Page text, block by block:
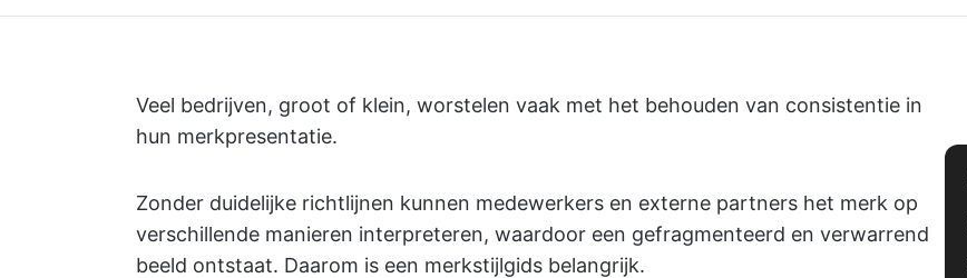
Veel bedrijven, groot of klein, worstelen vaak met het behouden van consistentie in
hun merkpresentatie.
Zonder duidelijke richtlijnen kunnen medewerkers en externe partners het merk op
verschillende manieren interpreteren, waardoor een gefragmenteerd en verwarrend
beeld ontstaat. Daarom is een merkstijlgids belangrijk.